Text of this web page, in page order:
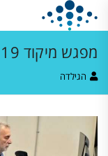
מפגש מיקוד 19 | רחפנים באבטחה
הגילדה